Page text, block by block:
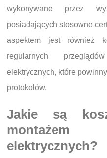
wykonywane przez
posiadających stosowne
aspektem jest również
regularnych
elektrycznych, które
protokołów.
Jakie są
elektrycznych?